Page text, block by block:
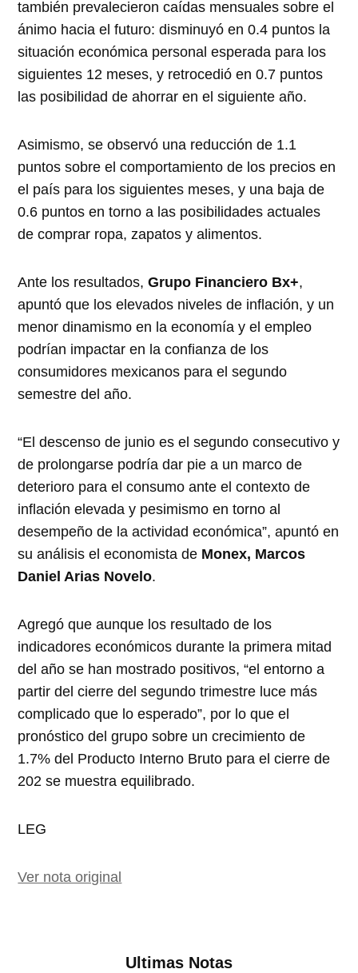
también prevalecieron caídas mensuales sobre el
ánimo hacia el futuro: disminuyó en 0.4 puntos la
situación económica personal esperada para los
siguientes 12 meses, y retrocedió en 0.7 puntos
las posibilidad de ahorrar en el siguiente año.
Asimismo, se observó una reducción de 1.1
puntos sobre el comportamiento de los precios en
el país para los siguientes meses, y una baja de
0.6 puntos en torno a las posibilidades actuales
de comprar ropa, zapatos y alimentos.
Ante los resultados, Grupo Financiero Bx+,
apuntó que los elevados niveles de inflación, y un
menor dinamismo en la economía y el empleo
podrían impactar en la confianza de los
consumidores mexicanos para el segundo
semestre del año.
“El descenso de junio es el segundo consecutivo y
de prolongarse podría dar pie a un marco de
deterioro para el consumo ante el contexto de
inflación elevada y pesimismo en torno al
desempeño de la actividad económica”, apuntó en
su análisis el economista de Monex, Marcos
Daniel Arias Novelo.
Agregó que aunque los resultado de los
indicadores económicos durante la primera mitad
del año se han mostrado positivos, “el entorno a
partir del cierre del segundo trimestre luce más
complicado que lo esperado”, por lo que el
pronóstico del grupo sobre un crecimiento de
1.7% del Producto Interno Bruto para el cierre de
202 se muestra equilibrado.
LEG
Ver nota original
Ultimas Notas